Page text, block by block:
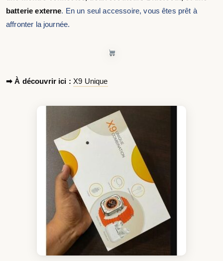
batterie externe. En un seul accessoire, vous êtes prêt à
affronter la journée.
➡ À découvrir ici : X9 Unique